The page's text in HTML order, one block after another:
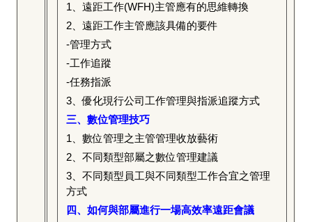
1 、遠距工作(WFH)主管應有的思維轉換
2 、遠距工作主管應該具備的要件
-管理方式
-工作追蹤
-任務指派
3 、優化現行公司工作管理與指派追蹤方式
三、數位管理技巧
1 、數位管理之主管管理收放藝術
2 、不同類型部屬之數位管理建議
3 、不同類型員工與不同類型工作合宜之管理
方式
四、如何與部屬進行一場高效率遠距會議